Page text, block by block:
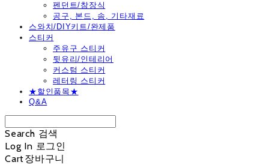
펜던트/참장식
공구, 본드, 솜, 기타재료
스와치/DIY키트/완제품
스티커
주유구 스티커
뒷유리/인테리어
커스텀 스티커
레터링 스티커
★할인품목★
Q&A
Search 검색
Log In 로그인
Cart장바구니